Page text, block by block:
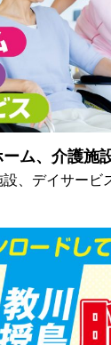
ム、介護施
、デイサービ